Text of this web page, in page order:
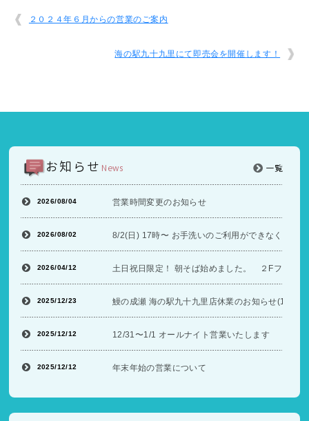
２０２４年６月からの営業のご案内
海の駅九十九里にて即売会を開催します！
お知らせ News 一覧
2026/08/04 営業時間変更のお知らせ
2026/08/02 8/2(日) 17時〜 お手洗いのご利用ができなくなり
2026/04/12 土日祝日限定！ 朝そば始めました。 ２Fフード
2025/12/23 鰻の成瀬 海の駅九十九里店休業のお知らせ(12/26
2025/12/12 12/31〜1/1 オールナイト営業いたします
2025/12/12 年末年始の営業について